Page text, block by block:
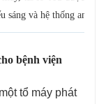
sáng và hệ thống an ninh
bệnh viện
tổ máy phát